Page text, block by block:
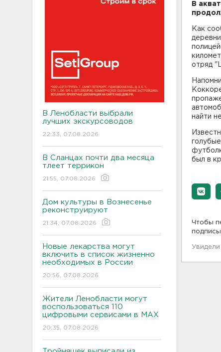
В Ленобласти выбрали
лучших экскурсоводов
22:33, 07.08.2026
В Сланцах почти два месяца
тлеет террикон
21:55, 07.08.2026
Дом культуры в Вознесенье
реконструируют
21:34, 07.08.2026
Новые лекарства могут
включить в список жизненно
необходимых в России
20:56, 07.08.2026
Жители Ленобласти могут
воспользоваться 110
цифровыми сервисами в МАХ
20:35, 07.08.2026
В
Как
отряд
найти
был в
Чтобы